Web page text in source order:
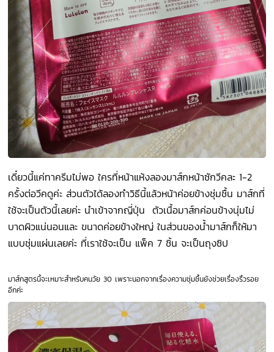
เดี๋ยวนี้แค่ทาครีมไม่พอ ใครที่หน้าแห้งลองมาส์กหน้าซักวีคละ 1-2
ครั้งต่อวีคดูค่ะ ส่วนตัวได้ลองทำวิธีนี้แล้วหน้าค่อยข้างชุ่มชื้น มาส์กที่
ใช้จะเป็นตัวนี้เลยค่ะ นำเข้าจากญี่ปุ่น ตัวเนื้อมาส์กค่อนข้างนุ่มไม่
บาดผิวแน่นอนและ ขนาดค่อยข้างใหญ่ ในส่วนของน้ำมาส์กก็ให้มา
แบบชุ่มแผ่นเลยค่ะ ที่เราใช้จะเป็น แพ็ค 7 ชิ้น จะเป็นถุงซิป
มาส์กสูตรนี้จะเหมาะสำหรับคนวัย 30 เพราะนอกจากเรื่องความชุ่มชื้นยังช่วยเรื่องริ้วรอย
อีกค่ะ